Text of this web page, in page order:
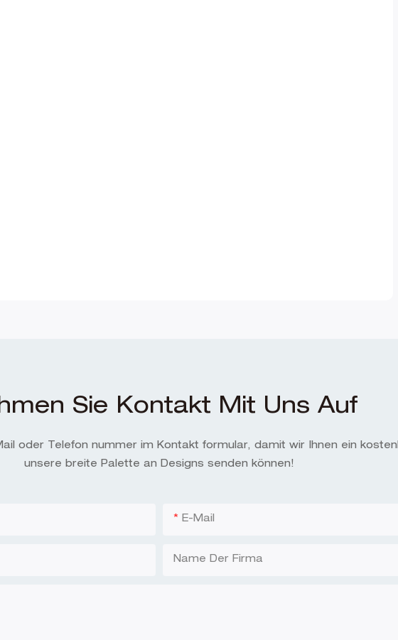
Sie Kontakt Mit Uns Auf
oder Telefon nummer im Kontakt formular, damit wir Ihnen ein
unsere breite Palette an Designs senden können!
E-Mail
Name Der Firma